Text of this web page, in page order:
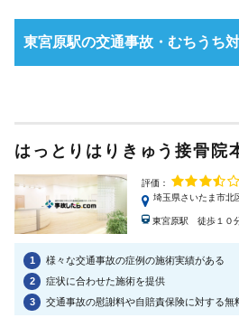
東宮原駅の交通事故・むちうち
はっとりはりきゅう接骨院
評価：
埼玉県さいたま市北
東宮原駅 徒歩１０
1
様々な交通事故の症例の施術実績がある
2
症状に合わせた施術を提供
3
交通事故の慰謝料や自賠責保険に対する無